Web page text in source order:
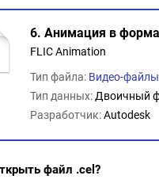
6. Анимация в
FLIC Animation
Тип файла: Видео-файлы
Тип данных: Двоичный
Разработчик:Autodesk
файл .cel?